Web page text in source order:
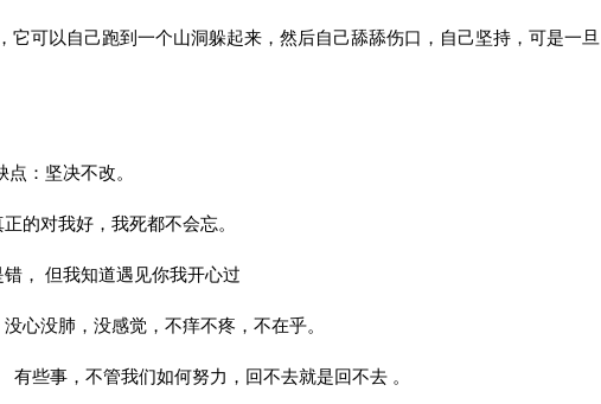
可以自己跑到一个山洞躲起来，然后自己舔舔伤口，自己坚持，可是一旦
：坚决不改。
对我好，我死都不会忘。
， 但我知道遇见你我开心过
没肺，没感觉，不痒不疼，不在乎。
些事，不管我们如何努力，回不去就是回不去 。